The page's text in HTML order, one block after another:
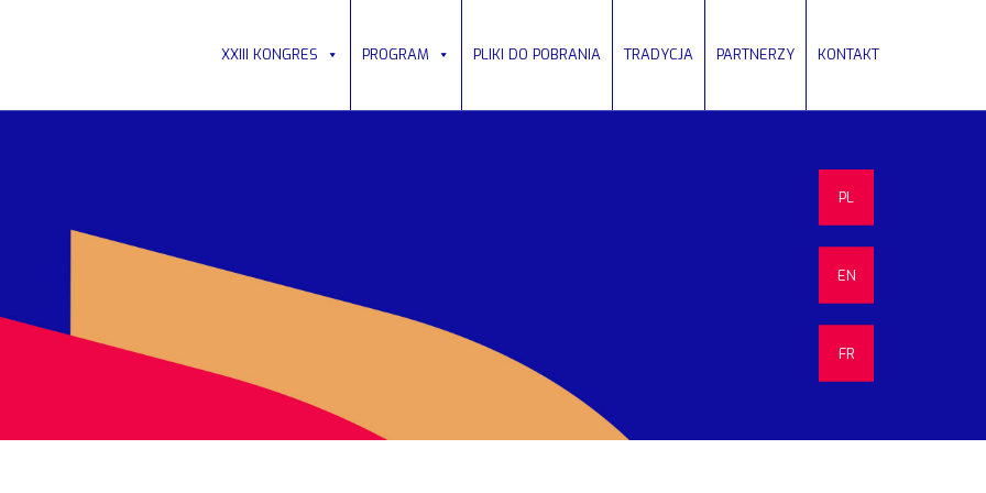
XXIII KONGRES PROGRAM PLIKI DO POBRANIA TRADYCJA PARTNERZY KONTAKT
PL
EN
FR